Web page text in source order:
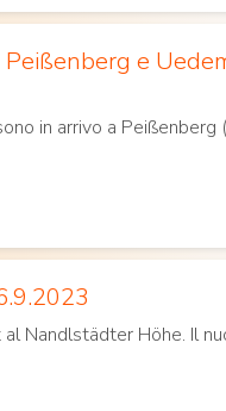
e
in arrivo a Peißenberg
Nandlstädter Höhe. Il